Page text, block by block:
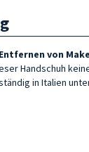
von
Handschuh
in Italien